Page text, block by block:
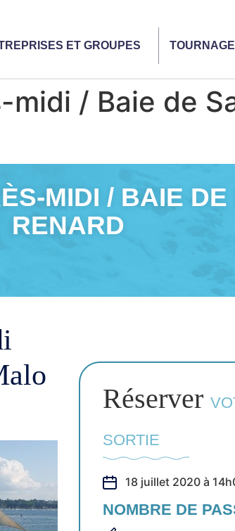
ET GROUPES
midi / Baie de
MIDI / BAIE
RENARD
Réserver
SORTIE
18 juillet 2020 à
NOMBRE DE